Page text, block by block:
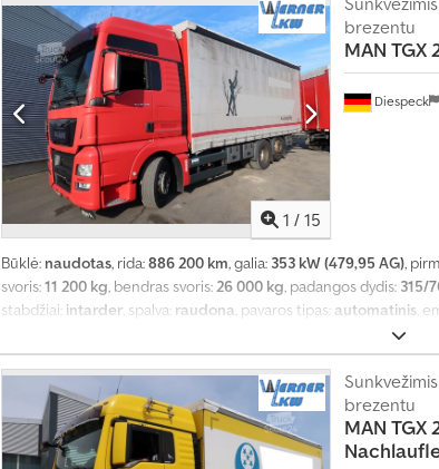
1 / 15
Diespeck
brezentu
MAN TGX
Būklė: naudotas, rida:886 200 km, galia: 353 kW (479,95 AG),
svoris:11 200 kg, bendras svoris:26 000 kg, padangos dydis: 315/
stabdžiai: intarder, spalva: raudona, pavaros tipas: automatinis,
2 480 mm
autonominis šildytuvas, diferencialo užraktas, kruizo
jungtis, spoileris, trauki kontrolė, žemas triukšmo lygis,
brezentu
MAN TGX